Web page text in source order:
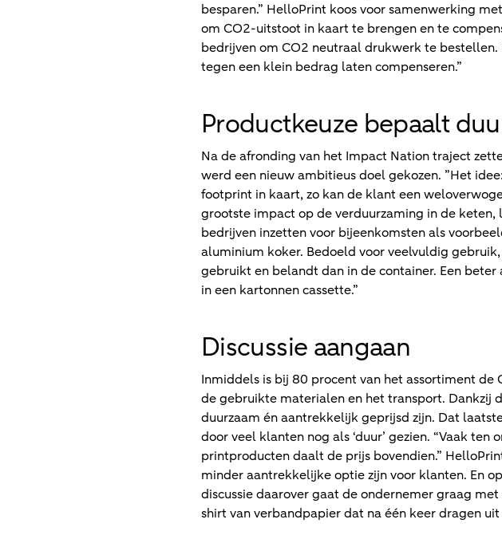
besparen.” HelloPrint koos voor samenwerking
om CO2-uitstoot in kaart te brengen en te
bedrijven om CO2 neutraal drukwerk te
tegen een klein bedrag laten compenseren.”
Productkeuze bepaalt
Na de afronding van het Impact Nation traject
werd een nieuw ambitieus doel gekozen. ”Het
footprint in kaart, zo kan de klant een
grootste impact op de verduurzaming in de keten,
bedrijven inzetten voor bijeenkomsten als
aluminium koker. Bedoeld voor veelvuldig
gebruikt en belandt dan in de container. Een
in een kartonnen cassette.”
Discussie aangaan
Inmiddels is bij 80 procent van het assortiment
de gebruikte materialen en het transport.
duurzaam én aantrekkelijk geprijsd zijn. Dat
door veel klanten nog als ‘duur’ gezien. “Vaak
printproducten daalt de prijs bovendien.”
minder aantrekkelijke optie zijn voor klanten. En
discussie daarover gaat de ondernemer graag
shirt van verbandpapier dat na één keer dragen